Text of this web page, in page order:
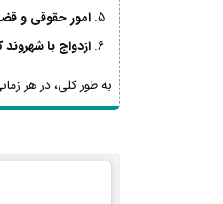
امور حقوقی و
ازدواج با
به طور کلی، در هر